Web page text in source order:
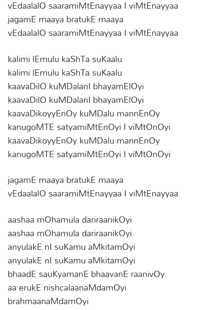
vEdaalalO saaramiMtEnayyaa I viMtEnayyaa
jagamE maaya bratukE maaya
vEdaalalO saaramiMtEnayyaa I viMtEnayyaa
kalimi lEmulu kaShTa suKaalu
kalimi lEmulu kaShTa suKaalu
kaavaDilO kuMDalanI bhayamElOyi
kaavaDilO kuMDalanI bhayamElOyi
kaavaDikoyyEnOy kuMDalu mannEnOy
kanugoMTE satyamiMtEnOyi I viMtOnOyi
kaavaDikoyyEnOy kuMDalu mannEnOy
kanugoMTE satyamiMtEnOyi I viMtOnOyi
jagamE maaya bratukE maaya
vEdaalalO saaramiMtEnayyaa I viMtEnayyaa
aashaa mOhamula dariraanikOyi
aashaa mOhamula dariraanikOyi
anyulakE nI suKamu aMkitamOyi
anyulakE nI suKamu aMkitamOyi
bhaadE sauKyamanE bhaavanE raanivOy
aa erukE nishcalaanaMdamOyi
brahmaanaMdamOyi